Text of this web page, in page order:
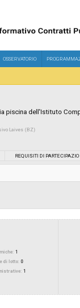
OSSERVATORIO
piscina dell'Istituto
Laives (BZ)
REQUISITI DI
1
di lotto: 0
1